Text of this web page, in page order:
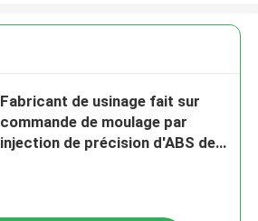
Fabricant de usinage fait sur
commande de moulage par
injection de précision d'ABS de